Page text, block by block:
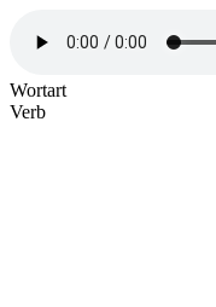
Wortart
Verb